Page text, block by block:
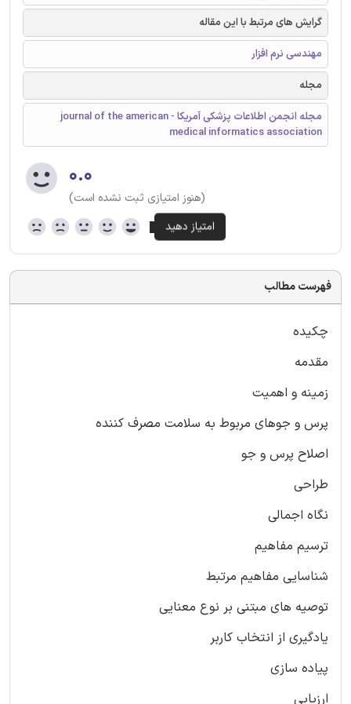
گرایش های مرتبط با این مقاله
مهندسی نرم افزار
مجله
مجله انجمن اطلاعات پزشکی آمریكا - journal of the american
medical informatics association
۰.۰
(هنوز امتیازی ثبت نشده است)
فهرست مطالب
چکیده
مقدمه
زمینه و اهمیت
پرس و جوهای مربوط به سلامت مصرف کننده
اصلاح پرس و جو
طراحی
نگاه اجمالی
ترسیم مفاهیم
شناسایی مفاهیم مرتبط
توصیه های مبتنی بر نوع معنایی
یادگیری از انتخاب کاربر
پیاده سازی
ارزیابی